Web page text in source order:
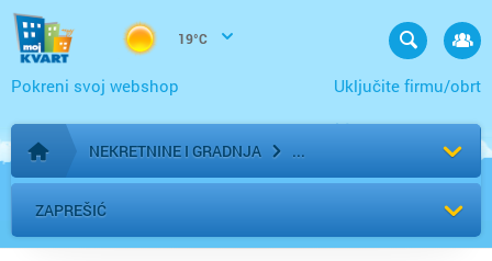
19°C
Uključite firmu/obrt
Pokreni svoj webshop
Početna stranica
NEKRETNINE I GRADNJA
ZAPREŠIĆ